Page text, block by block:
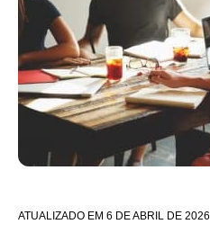
ATUALIZADO EM 6 DE ABRIL DE 2026